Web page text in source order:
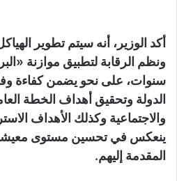
أكد الوزير، أنه سيتم تطوير
سنوات، على نحو يضمن كفاءة
الدولة وتحقيق أهداف الخطة
والاجتماعية وكذلك الأهداف
ينعكس في تحسين مستوى معيشة
المقدمة إليهم.